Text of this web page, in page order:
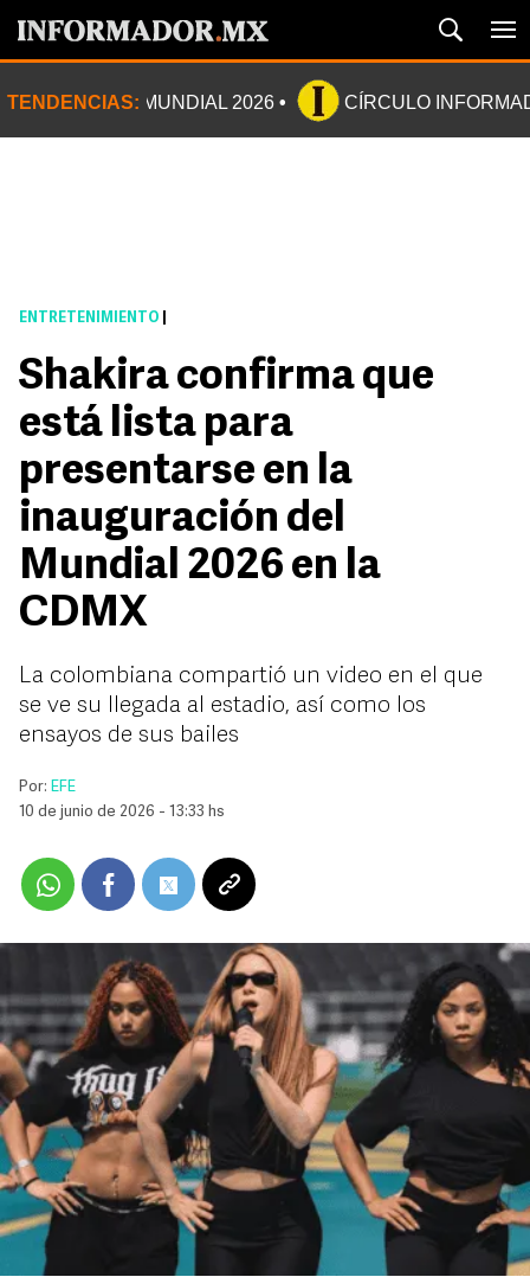
TENDENCIAS: MUNDIAL 2026 CÍRCULO
ENTRETENIMIENTO
Shakira confirma que
está lista para
presentarse en la
inauguración del
Mundial 2026 en la
CDMX
La colombiana compartió un video en el que
se ve su llegada al estadio, así como los
ensayos de sus bailes
Por: EFE
10 de junio de 2026 - 13:33 hs